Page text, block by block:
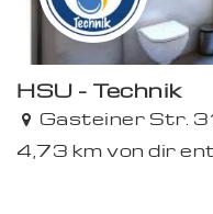
HSU - Technik
Gasteiner Str.
4,73 km von dir